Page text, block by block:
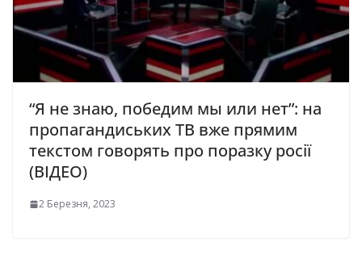
“Я не знаю, победим мы или нет”: на
пропагандиських ТВ вже прямим
текстом говорять про поразку росії
(ВІДЕО)
2 Березня, 2023